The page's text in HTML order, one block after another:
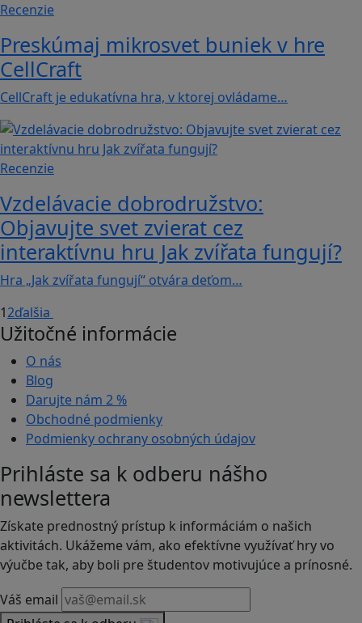
Recenzie
Preskúmaj mikrosvet buniek v hre
CellCraft
CellCraft je edukatívna hra, v ktorej ovládame…
Recenzie
Vzdelávacie dobrodružstvo:
Objavujte svet zvierat cez
interaktívnu hru Jak zvířata fungují?
Hra „Jak zvířata fungují“ otvára deťom…
12ďalšia
Užitočné informácie
O nás
Blog
Darujte nám 2 %
Obchodné podmienky
Podmienky ochrany osobných údajov
Prihláste sa k odberu nášho
newslettera
Získate prednostný prístup k informáciám o našich
aktivitách. Ukážeme vám, ako efektívne využívať hry vo
výučbe tak, aby boli pre študentov motivujúce a prínosné.
Váš email